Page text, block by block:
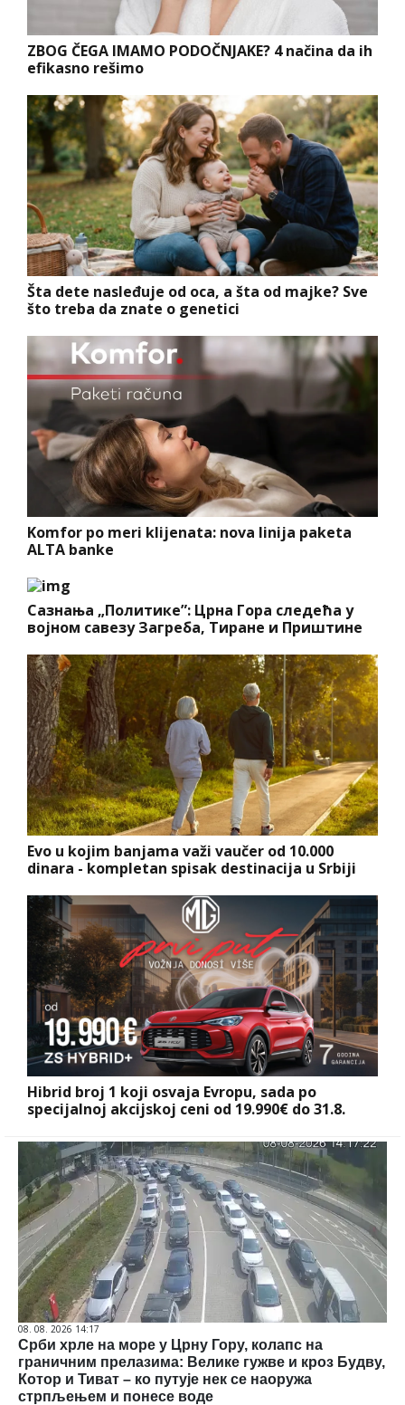
ZBOG ČEGA IMAMO PODOČNJAKE? 4 načina da ih
efikasno rešimo
Šta dete nasleđuje od oca, a šta od majke? Sve
što treba da znate o genetici
Komfor po meri klijenata: nova linija paketa
ALTA banke
Сазнања „Политике”: Црна Гора следећа у
војном савезу Загреба, Тиране и Приштине
Evo u kojim banjama važi vaučer od 10.000
dinara - kompletan spisak destinacija u Srbiji
Hibrid broj 1 koji osvaja Evropu, sada po
specijalnoj akcijskoj ceni od 19.990€ do 31.8.
08. 08. 2026 14:17
Срби хрле на море у Црну Гору, колапс на
граничним прелазима: Велике гужве и кроз Будву,
Котор и Тиват – ко путује нек се наоружа
стрпљењем и понесе воде